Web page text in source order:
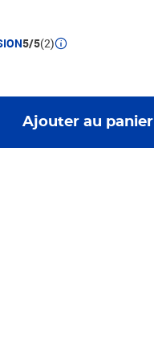
5/5(2)
Ajouter au panier